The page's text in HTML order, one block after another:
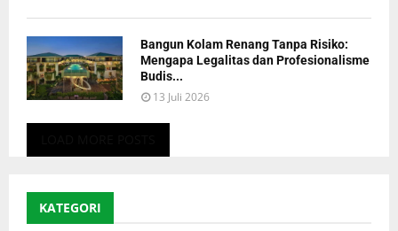
Bangun Kolam Renang Tanpa Risiko:
Mengapa Legalitas dan Profesionalisme
Budis...
13 Juli 2026
KATEGORI